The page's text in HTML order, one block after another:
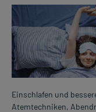
Einschlafen und
Atemtechniken,